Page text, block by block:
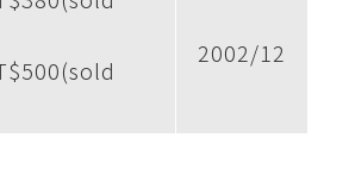
2002/12